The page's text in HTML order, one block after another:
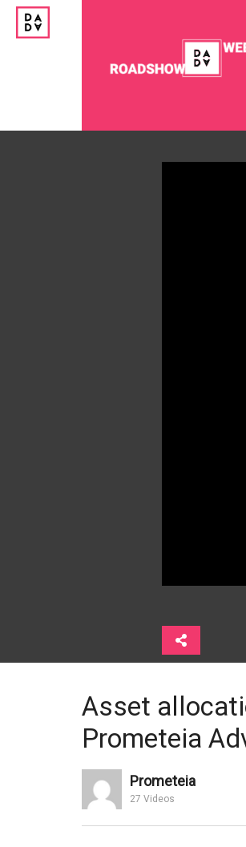
Mercati.
trimestrale del
trimestre 2019 con
Investments
Asset
Prometeia
Prometeia
27 Videos